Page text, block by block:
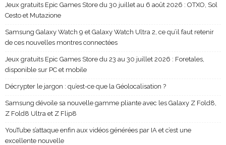
Jeux gratuits Epic Games Store du 30 juillet au 6 août 2026 : OTXO, Sol
Cesto et Mutazione
Samsung Galaxy Watch 9 et Galaxy Watch Ultra 2, ce qu’il faut retenir
de ces nouvelles montres connectées
Jeux gratuits Epic Games Store du 23 au 30 juillet 2026 : Foretales,
disponible sur PC et mobile
Décrypter le jargon : qu’est-ce que la Géolocalisation ?
Samsung dévoile sa nouvelle gamme pliante avec les Galaxy Z Fold8,
Z Fold8 Ultra et Z Flip8
YouTube s’attaque enfin aux vidéos générées par IA et c’est une
excellente nouvelle